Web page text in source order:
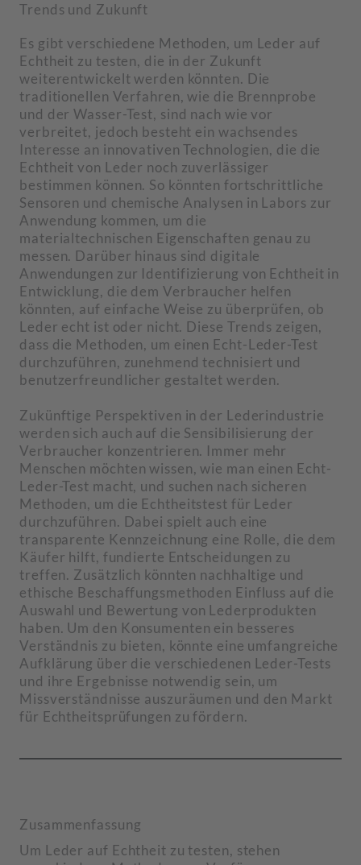
Trends und Zukunft
Es gibt verschiedene Methoden, um Leder auf
Echtheit zu testen, die in der Zukunft
weiterentwickelt werden könnten. Die
traditionellen Verfahren, wie die Brennprobe
und der Wasser-Test, sind nach wie vor
verbreitet, jedoch besteht ein wachsendes
Interesse an innovativen Technologien, die die
Echtheit von Leder noch zuverlässiger
bestimmen können. So könnten fortschrittliche
Sensoren und chemische Analysen in Labors zur
Anwendung kommen, um die
materialtechnischen Eigenschaften genau zu
messen. Darüber hinaus sind digitale
Anwendungen zur Identifizierung von Echtheit in
Entwicklung, die dem Verbraucher helfen
könnten, auf einfache Weise zu überprüfen, ob
Leder echt ist oder nicht. Diese Trends zeigen,
dass die Methoden, um einen Echt-Leder-Test
durchzuführen, zunehmend technisiert und
benutzerfreundlicher gestaltet werden.
Zukünftige Perspektiven in der Lederindustrie
werden sich auch auf die Sensibilisierung der
Verbraucher konzentrieren. Immer mehr
Menschen möchten wissen, wie man einen Echt-
Leder-Test macht, und suchen nach sicheren
Methoden, um die Echtheitstest für Leder
durchzuführen. Dabei spielt auch eine
transparente Kennzeichnung eine Rolle, die dem
Käufer hilft, fundierte Entscheidungen zu
treffen. Zusätzlich könnten nachhaltige und
ethische Beschaffungsmethoden Einfluss auf die
Auswahl und Bewertung von Lederprodukten
haben. Um den Konsumenten ein besseres
Verständnis zu bieten, könnte eine umfangreiche
Aufklärung über die verschiedenen Leder-Tests
und ihre Ergebnisse notwendig sein, um
Missverständnisse auszuräumen und den Markt
für Echtheitsprüfungen zu fördern.
Zusammenfassung
Um Leder auf Echtheit zu testen, stehen